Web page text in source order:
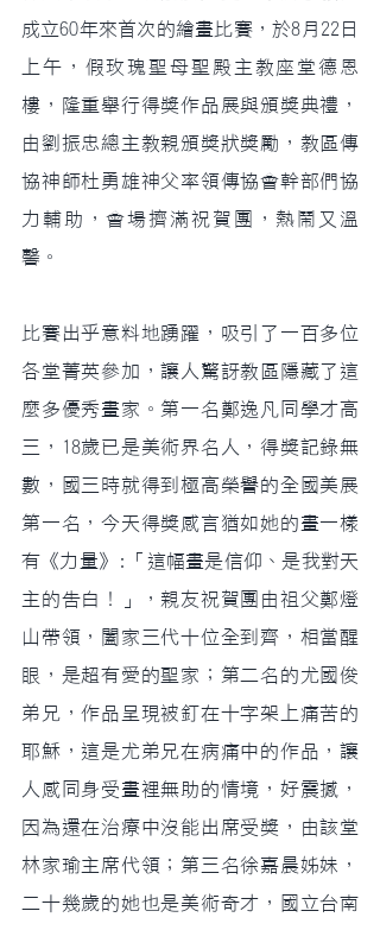
成立60年來首次的繪畫比賽，於8月22日
上午，假玫瑰聖母聖殿主教座堂德恩
樓，隆重舉行得獎作品展與頒獎典禮，
由劉振忠總主教親頒獎狀獎勵，教區傳
協神師杜勇雄神父率領傳協會幹部們協
力輔助，會場擠滿祝賀團，熱鬧又溫
馨。
比賽出乎意料地踴躍，吸引了一百多位
各堂菁英參加，讓人驚訝教區隱藏了這
麼多優秀畫家。第一名鄭逸凡同學才高
三，18歲已是美術界名人，得獎記錄無
數，國三時就得到極高榮譽的全國美展
第一名，今天得獎感言猶如她的畫一樣
有《力量》:「這幅畫是信仰、是我對天
主的告白！」，親友祝賀團由祖父鄭燈
山帶領，闔家三代十位全到齊，相當醒
眼，是超有愛的聖家；第二名的尤國俊
弟兄，作品呈現被釘在十字架上痛苦的
耶穌，這是尤弟兄在病痛中的作品，讓
人感同身受畫裡無助的情境，好震撼，
因為還在治療中沒能出席受獎，由該堂
林家瑜主席代領；第三名徐嘉晨姊妹，
二十幾歲的她也是美術奇才，國立台南